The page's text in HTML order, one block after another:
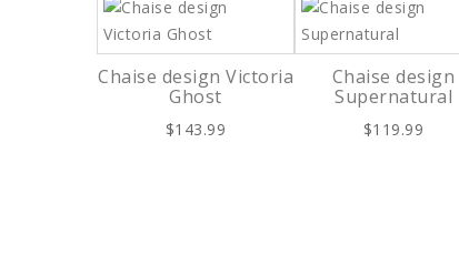
Chaise design Victoria
Ghost
$143.99
Chaise design
Supernatural
$119.99